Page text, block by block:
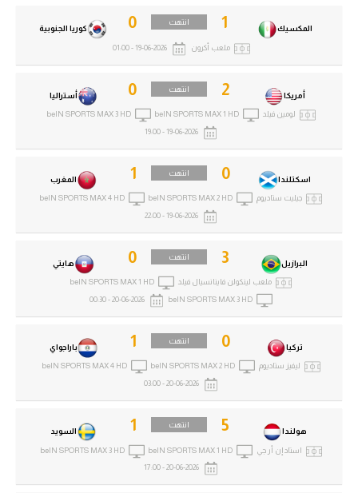
هولندا 5 انتهت
السويد 1
استاد إن أر جي beIN SPORTS MAX 1 HD
beIN SPORTS MAX 3 HD
20-06-2026 - 17:00
تركيا 0 انتهت
باراجواي 1
ليفيز ستاديوم beIN SPORTS MAX 2 HD
beIN SPORTS MAX 4 HD
20-06-2026 - 03:00
البرازيل 3 انتهت
هايتي 0
ملعب لينكولن فاينانسيال فيلد
beIN SPORTS MAX 1 HD
beIN SPORTS MAX 3 HD
20-06-2026 - 00:30
اسكتلندا 0 انتهت
المغرب 1
جيليت ستاديوم beIN SPORTS MAX 2 HD
beIN SPORTS MAX 4 HD
19-06-2026 - 22:00
أمريكا 2 انتهت
أستراليا 0
لومين فيلد beIN SPORTS MAX 1 HD
beIN SPORTS MAX 3 HD
19-06-2026 - 19:00
المكسيك 1 انتهت
كوريا الجنوبية 0
ملعب أكرون 19-06-2026 - 01:00